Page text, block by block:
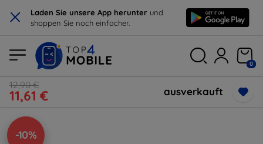
× Laden Sie unsere App herunter und
shoppen Sie noch einfacher.
0
12,90 €
11,61 € ausverkauft
-10%